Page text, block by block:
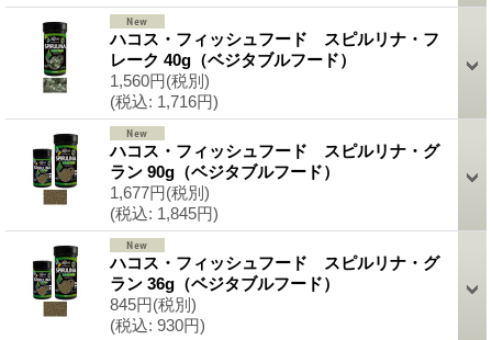
ハコス・フィッシュフード スピルリナ・フ
レーク 40g（ベジタブルフード）
1,560円(税別)
(税込: 1,716円)
ハコス・フィッシュフード スピルリナ・グ
ラン 90g（ベジタブルフード）
1,677円(税別)
(税込: 1,845円)
ハコス・フィッシュフード スピルリナ・グ
ラン 36g（ベジタブルフード）
845円(税別)
(税込: 930円)